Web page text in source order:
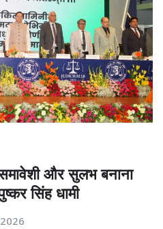
और सुलभ बनाना
सिंह धामी